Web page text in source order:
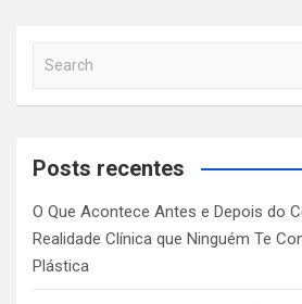
a
c
Posts recentes
O Que Acontece Antes e Depois do
Realidade Clínica que Ninguém Te
Plástica